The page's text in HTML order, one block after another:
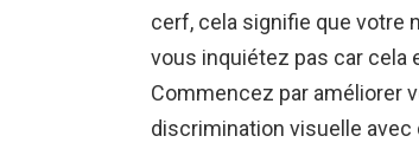
cerf, cela signifie que votre
vous inquiétez pas car cela
Commencez par améliorer
discrimination visuelle